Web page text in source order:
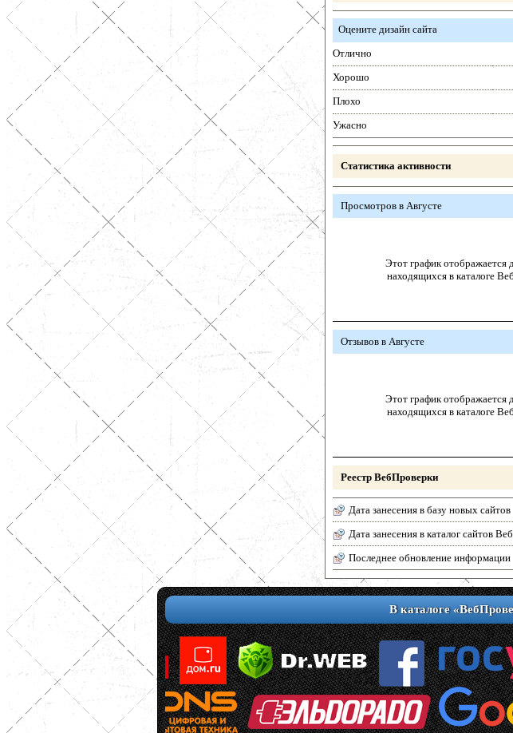
Оцените дизайн сайта
Отлично
Хорошо
Плохо
Ужасно
Статистика активности
Просмотров в Августе
Этот график отображается
находящихся в каталоге
Отзывов в Августе
Этот график отображается
находящихся в каталоге
Реестр ВебПроверки
Дата занесения в базу новых сайтов
Дата занесения в каталог сайтов
Последнее обновление информации
В каталоге